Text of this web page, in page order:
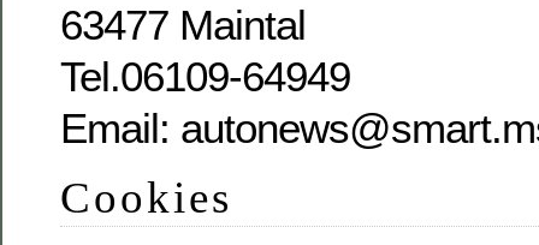
63477 Maintal
Tel.06109-64949
Email:
Cookies